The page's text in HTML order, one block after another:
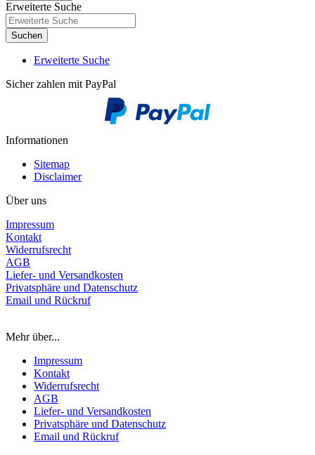
Erweiterte Suche
Suchen
Erweiterte Suche
Sicher zahlen mit PayPal
Informationen
Sitemap
Disclaimer
Über uns
Impressum
Kontakt
Widerrufsrecht
AGB
Liefer- und Versandkosten
Privatsphäre und Datenschutz
Email und Rückruf
Mehr über...
Impressum
Kontakt
Widerrufsrecht
AGB
Liefer- und Versandkosten
Privatsphäre und Datenschutz
Email und Rückruf